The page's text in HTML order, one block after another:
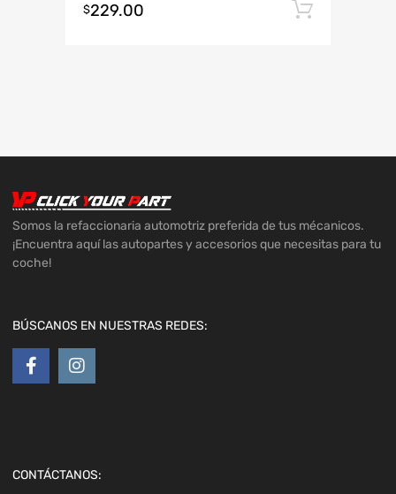
$229.00
Somos la refaccionaria automotriz preferida de tus mécanicos.
¡Encuentra aquí las autopartes y accesorios que necesitas para tu
coche!
BÚSCANOS EN NUESTRAS REDES:
CONTÁCTANOS: